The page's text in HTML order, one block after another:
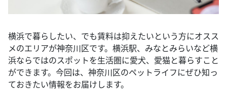
横浜で暮らしたい、でも賃料は抑えたいという方にオスス
メのエリアが神奈川区です。横浜駅、みなとみらいなど横
浜ならではのスポットを生活圏に愛犬、愛猫と暮らすこと
ができます。今回は、神奈川区のペットライフにぜひ知っ
ておきたい情報をお届けします。